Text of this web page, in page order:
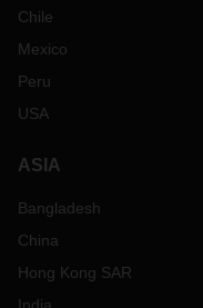
Chile
Mexico
Peru
USA
ASIA
Bangladesh
China
Hong Kong SAR